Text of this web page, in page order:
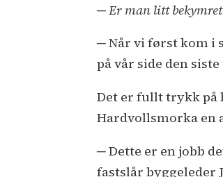
─ Er man litt
─ Når vi først kom i
på vår side den
Det er fullt trykk på
Hardvollsmorka en
─ Dette er en jobb
fastslår byggeleder